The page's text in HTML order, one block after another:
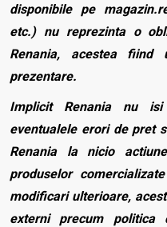
disponibile pe
etc.) nu reprezinta o
Renania, acestea
prezentare.
Implicit Renania nu isi
eventualele erori de pret
Renania la nicio
produselor
modificari ulterioare,
externi precum